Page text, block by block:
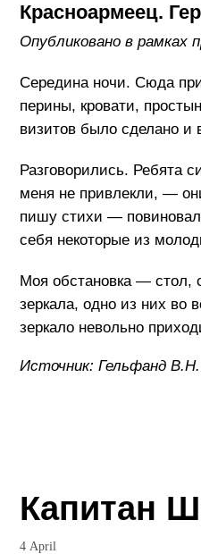
Красноармеец.
Опубликовано в рамках
Середина ночи. Сюда
перины, кровати,
визитов было сделано
Разговорились. Ребята
меня не привлекли, —
пишу стихи —
себя некоторые из
Моя обстановка — стол,
зеркала, одно из них во
зеркало невольно
Источник: Гельфанд
Капитан
4 April